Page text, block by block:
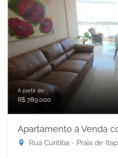
A partir de:
R$ 789.000
Apartamento à Venda
Rua Curitiba - Praia de